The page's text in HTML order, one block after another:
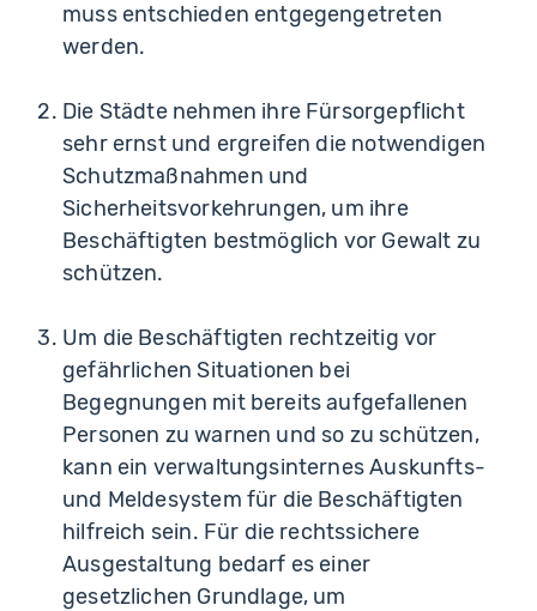
muss entschieden entgegengetreten
werden.
Die Städte nehmen ihre Fürsorgepflicht
sehr ernst und ergreifen die notwendigen
Schutzmaßnahmen und
Sicherheitsvorkehrungen, um ihre
Beschäftigten bestmöglich vor Gewalt zu
schützen.
Um die Beschäftigten rechtzeitig vor
gefährlichen Situationen bei
Begegnungen mit bereits aufgefallenen
Personen zu warnen und so zu schützen,
kann ein verwaltungsinternes Auskunfts-
und Meldesystem für die Beschäftigten
hilfreich sein. Für die rechtssichere
Ausgestaltung bedarf es einer
gesetzlichen Grundlage, um